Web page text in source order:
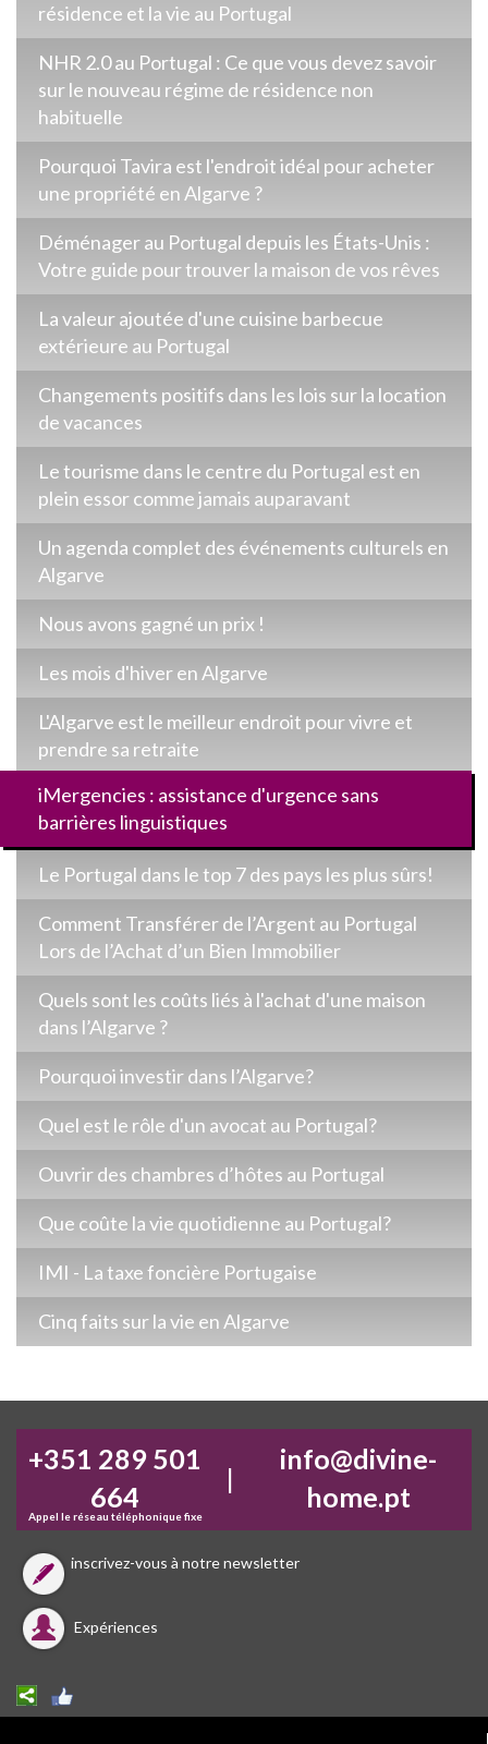
résidence et la vie au Portugal
NHR 2.0 au Portugal : Ce que vous devez savoir
sur le nouveau régime de résidence non
habituelle
Pourquoi Tavira est l'endroit idéal pour acheter
une propriété en Algarve ?
Déménager au Portugal depuis les États-Unis :
Votre guide pour trouver la maison de vos rêves
La valeur ajoutée d'une cuisine barbecue
extérieure au Portugal
Changements positifs dans les lois sur la location
de vacances
Le tourisme dans le centre du Portugal est en
plein essor comme jamais auparavant
Un agenda complet des événements culturels en
Algarve
Nous avons gagné un prix !
Les mois d'hiver en Algarve
L'Algarve est le meilleur endroit pour vivre et
prendre sa retraite
iMergencies : assistance d'urgence sans
barrières linguistiques
Le Portugal dans le top 7 des pays les plus sûrs!
Comment Transférer de l’Argent au Portugal
Lors de l’Achat d’un Bien Immobilier
Quels sont les coûts liés à l'achat d'une maison
dans l’Algarve ?
Pourquoi investir dans l’Algarve?
Quel est le rôle d'un avocat au Portugal?
Ouvrir des chambres d’hôtes au Portugal
Que coûte la vie quotidienne au Portugal?
IMI - La taxe foncière Portugaise
Cinq faits sur la vie en Algarve
+351 289 501
664
Appel le réseau téléphonique fixe
|
info@divine-
home.pt
inscrivez-vous à notre newsletter
Expériences